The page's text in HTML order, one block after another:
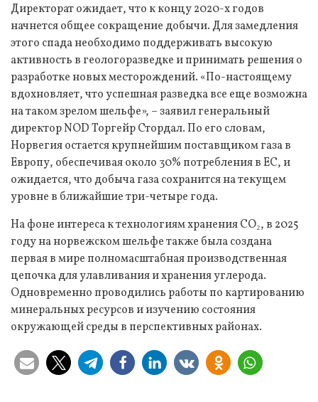
Директорат ожидает, что к концу 2020-х годов
начнется общее сокращение добычи. Для замедления
этого спада необходимо поддерживать высокую
активность в геологоразведке и принимать решения о
разработке новых месторождений. «По-настоящему
вдохновляет, что успешная разведка все еще возможна
на таком зрелом шельфе», – заявил генеральный
директор NOD Торгейр Стордал. По его словам,
Норвегия остается крупнейшим поставщиком газа в
Европу, обеспечивая около 30% потребления в ЕС, и
ожидается, что добыча газа сохранится на текущем
уровне в ближайшие три-четыре года.
На фоне интереса к технологиям хранения CO₂, в 2025
году на норвежском шельфе также была создана
первая в мире полномасштабная производственная
цепочка для улавливания и хранения углерода.
Одновременно проводились работы по картированию
минеральных ресурсов и изучению состояния
окружающей среды в перспективных районах.